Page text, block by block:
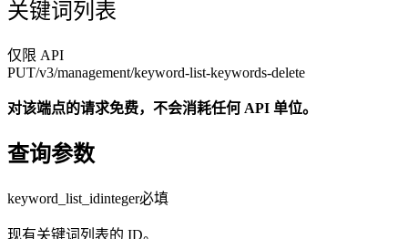
关键词列表
仅限 API
PUT/v3/management/keyword-list-keywords-delete
对该端点的请求免费，不会消耗任何 API 单位。
查询参数
keyword_list_idinteger必填
现有关键词列表的 ID。